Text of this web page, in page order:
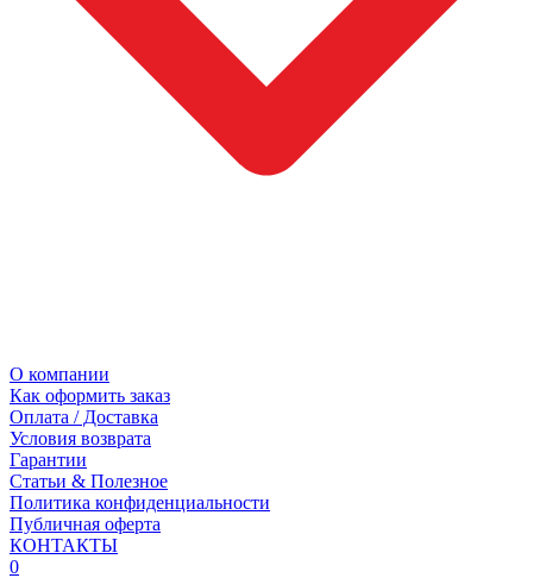
О компании
Как оформить заказ
Оплата / Доставка
Условия возврата
Гарантии
Статьи & Полезное
Политика конфиденциальности
Публичная оферта
КОНТАКТЫ
0